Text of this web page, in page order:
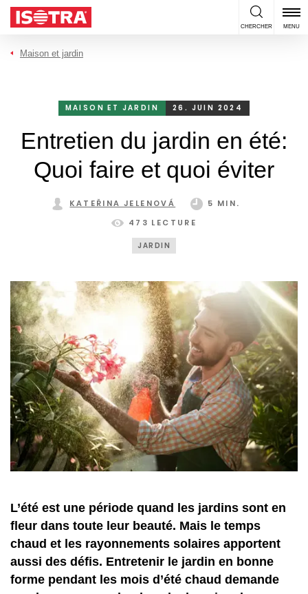
Passer au contenu
CHERCHER MENU
Maison et jardin
MAISON ET JARDIN 26. JUIN 2024
Entretien du jardin en été:
Quoi faire et quoi éviter
KATEŘINA JELENOVÁ
5 MIN.
473 LECTURE
JARDIN
L’été est une période quand les jardins sont en
fleur dans toute leur beauté. Mais le temps
chaud et les rayonnements solaires apportent
aussi des défis. Entretenir le jardin en bonne
forme pendant les mois d’été chaud demande